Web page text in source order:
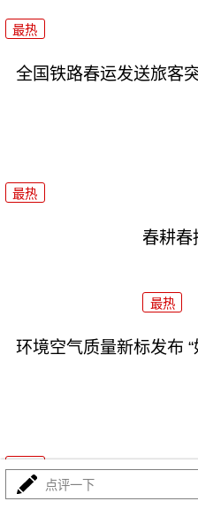
最热
全国铁路春运发送旅客
最热
春耕春
最热
环境空气质量新标发布
最热
点评一下